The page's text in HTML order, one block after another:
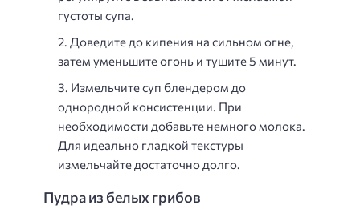
густоты супа.
Доведите до кипения на сильном огне,
затем уменьшите огонь и тушите 5 минут.
Измельчите суп блендером до
однородной консистенции. При
необходимости добавьте немного молока.
Для идеально гладкой текстуры
измельчайте достаточно долго.
Пудра из белых грибов